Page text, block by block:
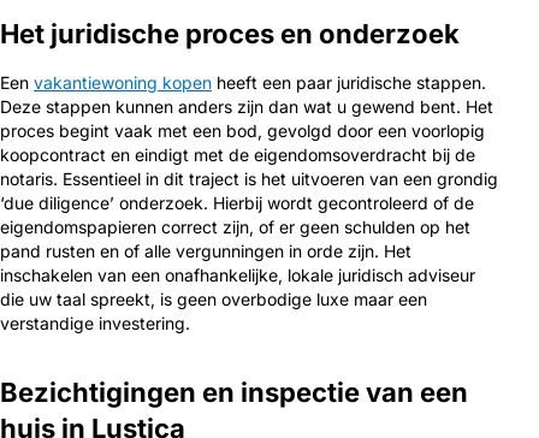
Het juridische proces en onderzoek
Een vakantiewoning kopen heeft een paar juridische stappen.
Deze stappen kunnen anders zijn dan wat u gewend bent. Het
proces begint vaak met een bod, gevolgd door een voorlopig
koopcontract en eindigt met de eigendomsoverdracht bij de
notaris. Essentieel in dit traject is het uitvoeren van een grondig
‘due diligence’ onderzoek. Hierbij wordt gecontroleerd of de
eigendomspapieren correct zijn, of er geen schulden op het
pand rusten en of alle vergunningen in orde zijn. Het
inschakelen van een onafhankelijke, lokale juridisch adviseur
die uw taal spreekt, is geen overbodige luxe maar een
verstandige investering.
Bezichtigingen en inspectie van een
huis in Lustica